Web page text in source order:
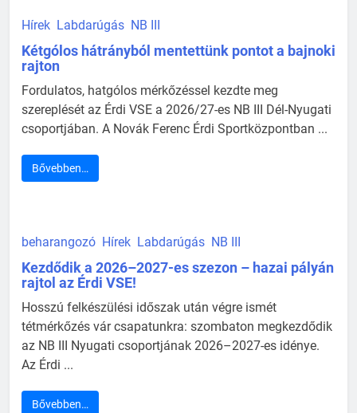
Hírek Labdarúgás NB III
Kétgólos hátrányból mentettünk pontot a bajnoki
rajton
Fordulatos, hatgólos mérkőzéssel kezdte meg
szereplését az Érdi VSE a 2026/27-es NB III Dél-Nyugati
csoportjában. A Novák Ferenc Érdi Sportközpontban ...
Bővebben…
beharangozó Hírek Labdarúgás NB III
Kezdődik a 2026–2027-es szezon – hazai pályán
rajtol az Érdi VSE!
Hosszú felkészülési időszak után végre ismét
tétmérkőzés vár csapatunkra: szombaton megkezdődik
az NB III Nyugati csoportjának 2026–2027-es idénye.
Az Érdi ...
Bővebben…